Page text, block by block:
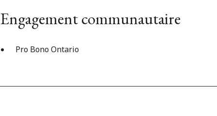
Engagement communautaire
Pro Bono Ontario